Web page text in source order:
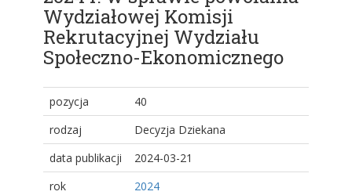
Wydziałowej Komisji
Rekrutacyjnej Wydziału
Społeczno-Ekonomicznego
pozycja
40
rodzaj
Decyzja Dziekana
data publikacji
2024-03-21
rok
2024